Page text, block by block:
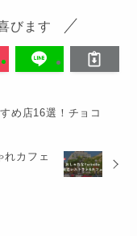
びます
め店16選！チョコ
れカフェ